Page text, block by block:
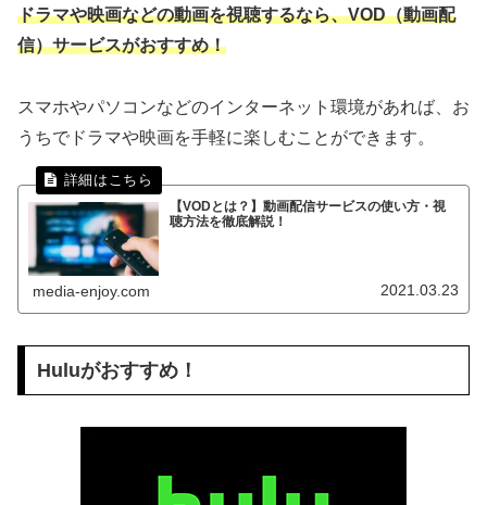
ドラマや映画などの動画を視聴するなら、VOD（動画配
信）サービスがおすすめ！
スマホやパソコンなどのインターネット環境があれば、お
うちでドラマや映画を手軽に楽しむことができます。
【VODとは？】動画配信サービスの使い方・視
聴方法を徹底解説！
media-enjoy.com 2021.03.23
Huluがおすすめ！